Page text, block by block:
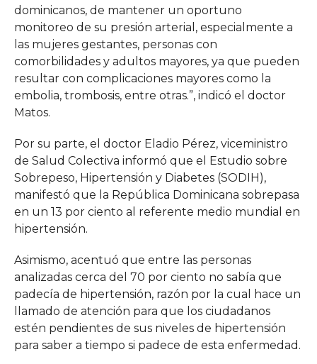
dominicanos, de mantener un oportuno
monitoreo de su presión arterial, especialmente a
las mujeres gestantes, personas con
comorbilidades y adultos mayores, ya que pueden
resultar con complicaciones mayores como la
embolia, trombosis, entre otras.”, indicó el doctor
Matos.
Por su parte, el doctor Eladio Pérez, viceministro
de Salud Colectiva informó que el Estudio sobre
Sobrepeso, Hipertensión y Diabetes (SODIH),
manifestó que la República Dominicana sobrepasa
en un 13 por ciento al referente medio mundial en
hipertensión.
Asimismo, acentuó que entre las personas
analizadas cerca del 70 por ciento no sabía que
padecía de hipertensión, razón por la cual hace un
llamado de atención para que los ciudadanos
estén pendientes de sus niveles de hipertensión
para saber a tiempo si padece de esta enfermedad.